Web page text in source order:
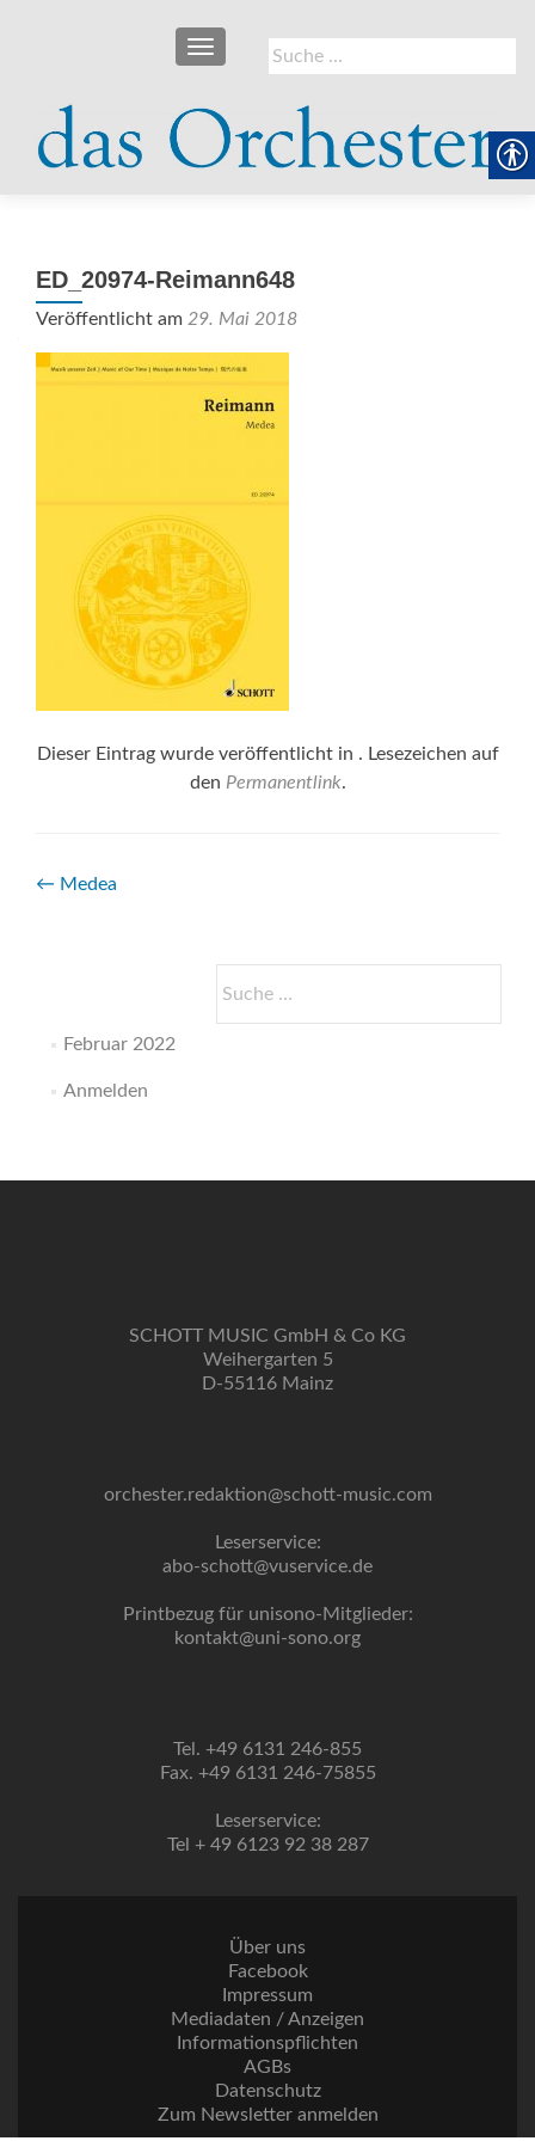
Suche
nach:
SCHALTE NAVIGATION
ED_20974-Reimann648
Veröffentlicht am 29. Mai 2018
Dieser Eintrag wurde veröffentlicht in . Lesezeichen auf
den Permanentlink.
Beitrags-
← Medea
nach:
Februar 2022
Anmelden
SCHOTT MUSIC GmbH & Co KG
Weihergarten 5
D-55116 Mainz
orchester.redaktion@schott-music.com
Leserservice:
abo-schott@vuservice.de
Printbezug für unisono-Mitglieder:
kontakt@uni-sono.org
Tel. +49 6131 246-855
Fax. +49 6131 246-75855
Leserservice:
Tel + 49 6123 92 38 287
Über uns
Facebook
Impressum
Mediadaten / Anzeigen
Informationspflichten
AGBs
Datenschutz
Zum Newsletter anmelden